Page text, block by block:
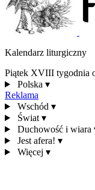
Kalendarz liturgiczny
Piątek XVIII tygodnia
Polska ▾
Reklama
Wschód ▾
Świat ▾
Duchowość i wiara
Jest afera! ▾
Więcej ▾